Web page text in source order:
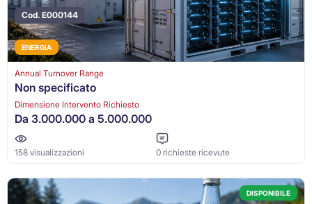
Cod. E000144
ENERGIA
Annual Turnover Range
Non specificato
Dimensione Intervento Richiesto
Da 3.000.000 a 5.000.000
158 visualizzazioni 0 richieste ricevute
DISPONIBILE